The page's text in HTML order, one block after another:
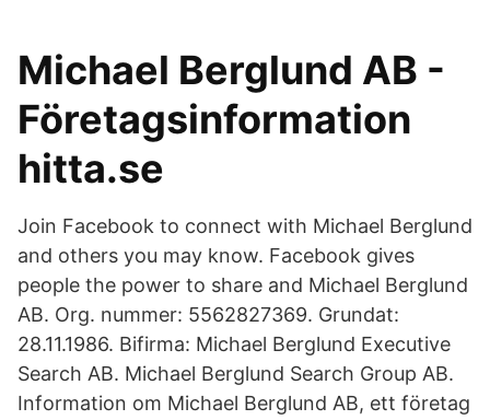
Michael Berglund AB -
Företagsinformation
hitta.se
Join Facebook to connect with Michael Berglund
and others you may know. Facebook gives
people the power to share and Michael Berglund
AB. Org. nummer: 5562827369. Grundat:
28.11.1986. Bifirma: Michael Berglund Executive
Search AB. Michael Berglund Search Group AB.
Information om Michael Berglund AB, ett företag